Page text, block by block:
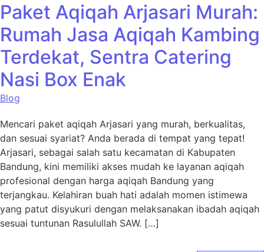
Paket Aqiqah Arjasari Murah:
Rumah Jasa Aqiqah Kambing
Terdekat, Sentra Catering
Nasi Box Enak
Blog
Mencari paket aqiqah Arjasari yang murah, berkualitas,
dan sesuai syariat? Anda berada di tempat yang tepat!
Arjasari, sebagai salah satu kecamatan di Kabupaten
Bandung, kini memiliki akses mudah ke layanan aqiqah
profesional dengan harga aqiqah Bandung yang
terjangkau. Kelahiran buah hati adalah momen istimewa
yang patut disyukuri dengan melaksanakan ibadah aqiqah
sesuai tuntunan Rasulullah SAW. […]